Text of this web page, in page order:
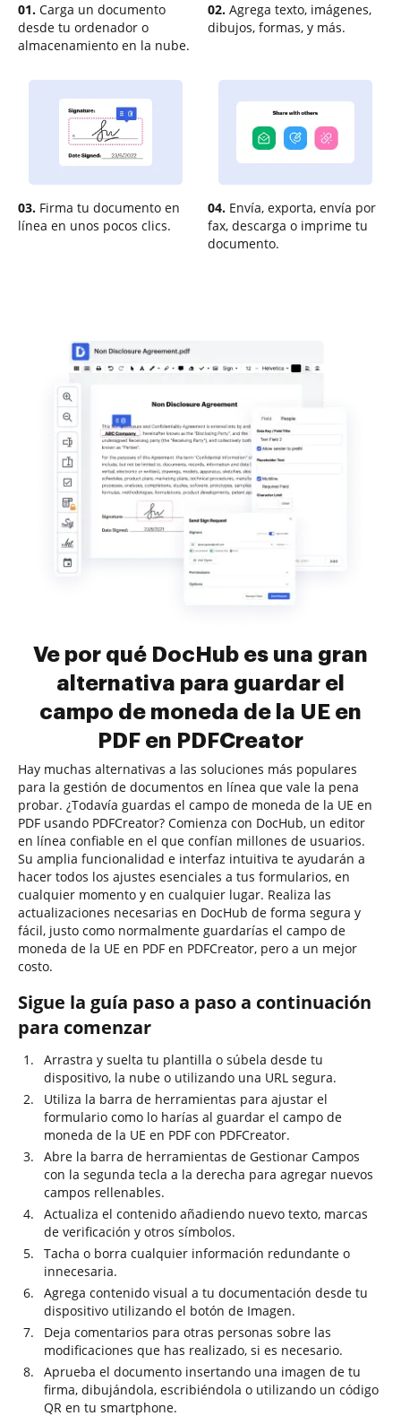
01. Carga un documento
desde tu ordenador o
almacenamiento en la nube.
02. Agrega texto, imágenes,
dibujos, formas, y más.
03. Firma tu documento en
línea en unos pocos clics.
04. Envía, exporta, envía por
fax, descarga o imprime tu
documento.
Ve por qué DocHub es una gran
alternativa para guardar el
campo de moneda de la UE en
PDF en PDFCreator
Hay muchas alternativas a las soluciones más populares
para la gestión de documentos en línea que vale la pena
probar. ¿Todavía guardas el campo de moneda de la UE en
PDF usando PDFCreator? Comienza con DocHub, un editor
en línea confiable en el que confían millones de usuarios.
Su amplia funcionalidad e interfaz intuitiva te ayudarán a
hacer todos los ajustes esenciales a tus formularios, en
cualquier momento y en cualquier lugar. Realiza las
actualizaciones necesarias en DocHub de forma segura y
fácil, justo como normalmente guardarías el campo de
moneda de la UE en PDF en PDFCreator, pero a un mejor
costo.
Sigue la guía paso a paso a continuación
para comenzar
Arrastra y suelta tu plantilla o súbela desde tu
dispositivo, la nube o utilizando una URL segura.
Utiliza la barra de herramientas para ajustar el
formulario como lo harías al guardar el campo de
moneda de la UE en PDF con PDFCreator.
Abre la barra de herramientas de Gestionar Campos
con la segunda tecla a la derecha para agregar nuevos
campos rellenables.
Actualiza el contenido añadiendo nuevo texto, marcas
de verificación y otros símbolos.
Tacha o borra cualquier información redundante o
innecesaria.
Agrega contenido visual a tu documentación desde tu
dispositivo utilizando el botón de Imagen.
Deja comentarios para otras personas sobre las
modificaciones que has realizado, si es necesario.
Aprueba el documento insertando una imagen de tu
firma, dibujándola, escribiéndola o utilizando un código
QR en tu smartphone.